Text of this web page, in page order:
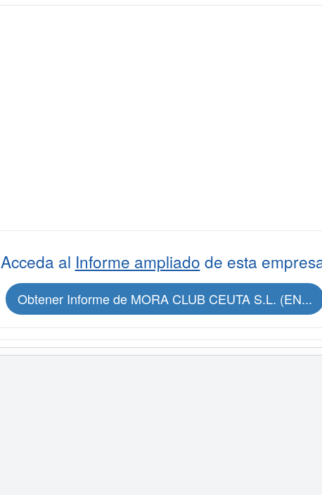
Acceda al Informe ampliado de esta
Obtener Informe de MORA CLUB CEUTA S.L. (EN...